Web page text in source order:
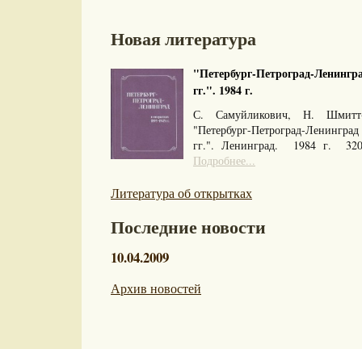
Новая литература
"Петербург-Петроград-
гг.". 1984 г.
С. Самуйликович, Н.
"Петербург-Петроград-
гг.". Ленинград. 1984 г.
Подробнее...
Литература об открытках
Последние новости
10.04.2009
Архив новостей